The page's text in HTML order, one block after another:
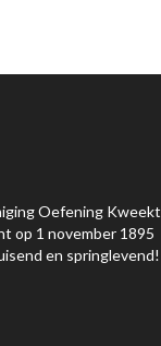
Oefening Kweekt
op 1 november 1895
en springlevend!